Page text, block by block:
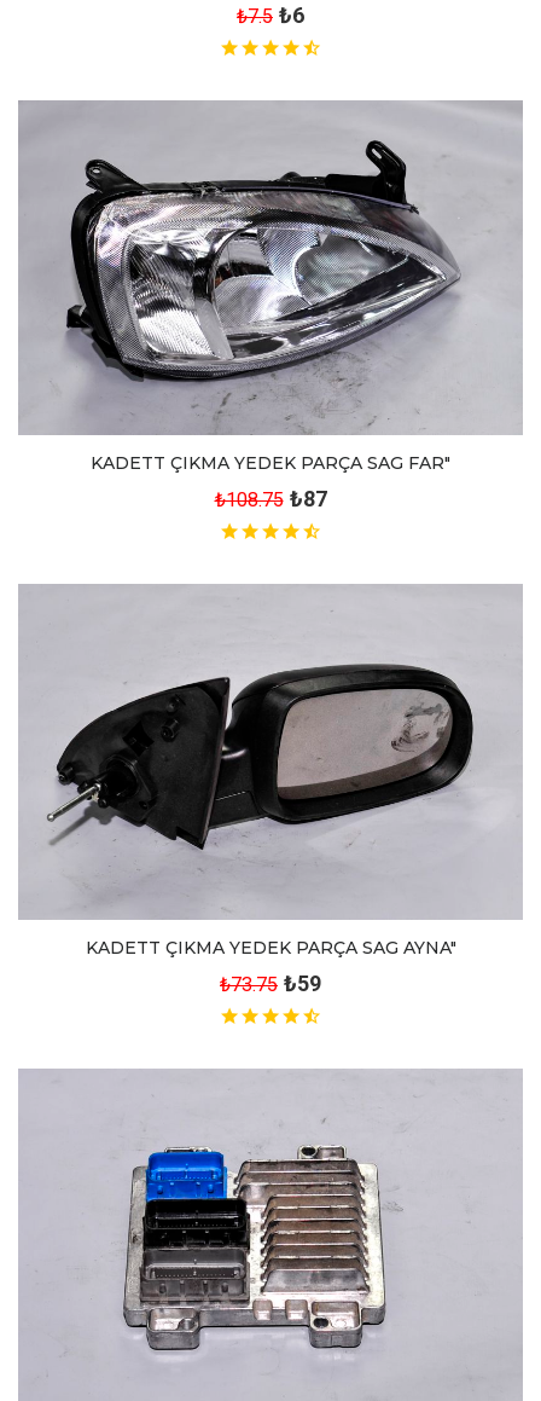
₺7.5 ₺6
KADETT ÇIKMA YEDEK PARÇA SAG FAR"
₺108.75 ₺87
KADETT ÇIKMA YEDEK PARÇA SAG AYNA"
₺73.75 ₺59